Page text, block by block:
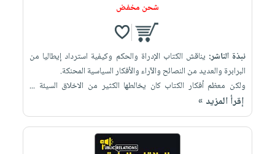
شحن مخفض
نبذة الناشر: يناقش الكتاب الإدراة والحكم وكيفية استرداد إيطاليا من
البرابرة والعديد من النصائح والآراء والأفكار السياسية المحنكة.
ولكن معظم أفكار الكتاب كان يخالطها الكثير من الاخلاق السيئة ...
إقرأ المزيد »